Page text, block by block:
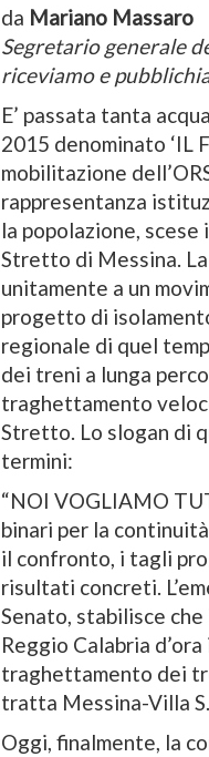
da Mariano Massaro
Segretario generale
riceviamo e
E’ passata tanta
2015 denominato ‘IL
mobilitazione
rappresentanza
la popolazione,
Stretto di Messina.
unitamente a un
progetto di
regionale di quel
dei treni a lunga
traghettamento
Stretto. Lo slogan di
termini:
“NOI VOGLIAMO
binari per la
il confronto, i tagli
risultati concreti.
Senato, stabilisce
Reggio Calabria
traghettamento dei
tratta Messina-Villa
Oggi, finalmente, la